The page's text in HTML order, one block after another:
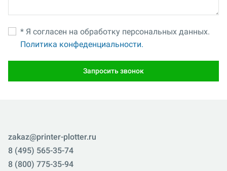
* Я согласен на обработку персональных данных.
Политика конфеденциальности.
Запросить звонок
zakaz@printer-plotter.ru
8 (495) 565-35-74
8 (800) 775-35-94